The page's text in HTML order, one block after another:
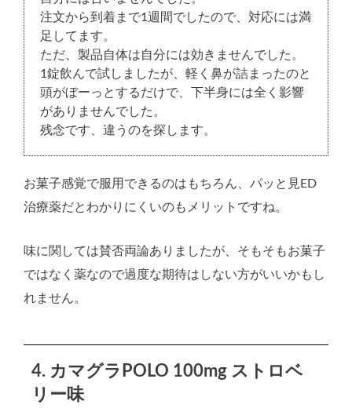
注文から到着まで1週間でしたので、対応には満
足してます。
ただ、製品自体は自分には効きませんでした。
1錠飲んで試しましたが、軽く鼻が詰まったのと
頭がぼーっとするだけで、下半身には全く影響
がありませんでした。
残念です、違うのを探します。
お菓子感覚で服用できるのはもちろん、パッと見ED
治療薬だとわかりにくいのもメリットですね。
味に関しては賛否両論ありましたが、そもそもお菓子
ではなく薬なので過度な期待はしない方がいいかもし
れません。
4. カマグラPOLO 100mg ストロベ
リー味